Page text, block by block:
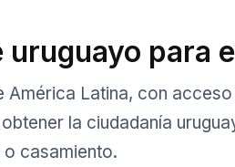
para
Latina, con
la ciudadanía
casamiento.